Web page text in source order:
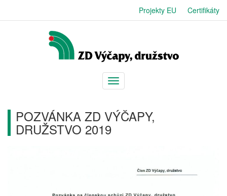
Projekty EU Certifikáty
Menu
POZVÁNKA ZD VÝČAPY,
DRUŽSTVO 2019